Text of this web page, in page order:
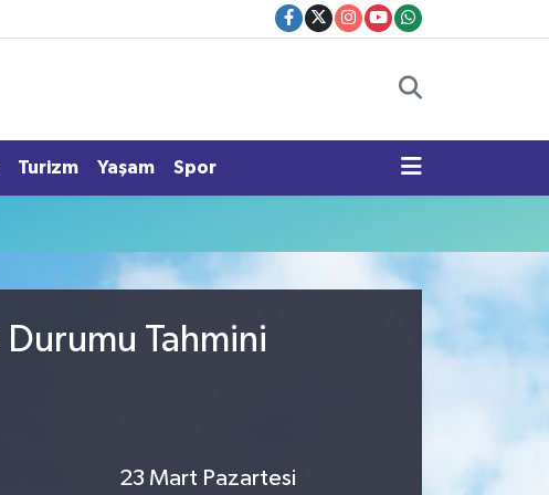
Turizm Yaşam Spor
Durumu Tahmini
23 Mart Pazartesi